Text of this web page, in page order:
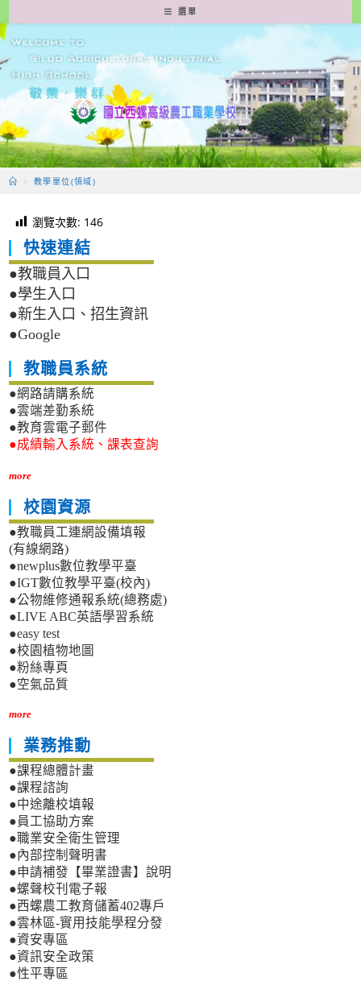
轉
至
要
容
選單
> 教學單位(領域)
瀏覽次數: 146
快速連結
●教職員入口
●學生入口
●新生入口、招生資訊
●Google
教職員系統
●網路請購系統
●雲端差勤系統
●教育雲電子郵件
●成績輸入系統、課表查詢
more
校園資源
●教職員工連網設備填報
(有線網路)
●newplus數位教學平臺
●IGT數位教學平臺(校內)
●公物維修通報系統(總務處)
●LIVE ABC英語學習系統
●easy test
●校園植物地圖
●粉絲專頁
●空氣品質
more
業務推動
●課程總體計畫
●課程諮詢
●中途離校填報
●員工協助方案
●職業安全衛生管理
●內部控制聲明書
●申請補發【畢業證書】說明
●螺聲校刊電子報
●西螺農工教育儲蓄402專戶
●雲林區-實用技能學程分發
●資安專區
●資訊安全政策
●性平專區